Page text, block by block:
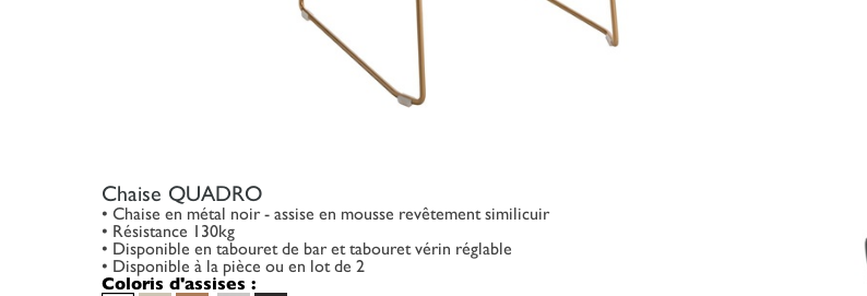
Chaise QUADRO
• Chaise en métal noir - assise en mousse revêtement similicuir
• Résistance 130kg
• Disponible en tabouret de bar et tabouret vérin réglable
• Disponible à la pièce ou en lot de 2
Coloris d'assises :